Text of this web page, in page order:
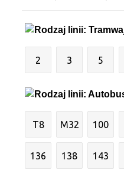
2 3 5
T8 M32 100
136 138 143